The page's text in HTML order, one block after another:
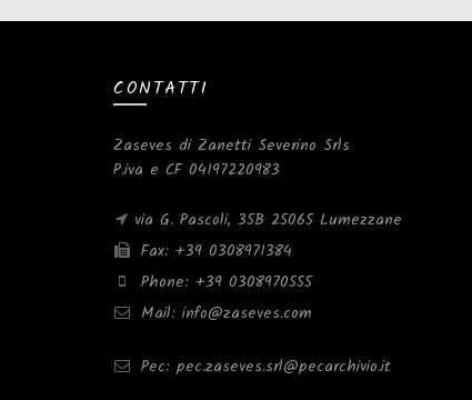
CONTATTI
Zaseves di Zanetti Severino Srls
P.iva e CF 04197220983
via G. Pascoli, 35B 25065 Lumezzane
Fax: +39 0308971384
Phone: +39 0308970555
Mail: info@zaseves.com
Pec: pec.zaseves.srl@pecarchivio.it